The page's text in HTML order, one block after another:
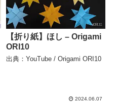
【折り紙】ほし – Origami
ORI10
出典：YouTube / Origami ORI10
2024.06.07